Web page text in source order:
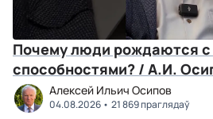
Почему люди рождаются
способностями? / А.И.
Алексей Ильич Осипов
04.08.2026 21 869 праглядаў